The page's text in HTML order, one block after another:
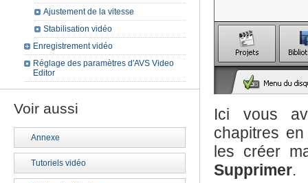
Ici vous
chapitres
les créer
Supprimer.
Ajustement de la vitesse
Stabilisation vidéo
Enregistrement vidéo
Réglage des paramètres d'AVS Video
Editor
Voir aussi
Annexe
Tutoriels vidéo